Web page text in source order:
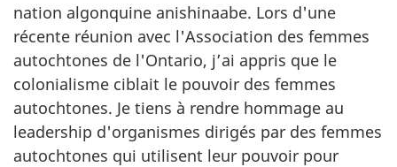
nation algonquine anishinaabe. Lors d'une
récente réunion avec l'Association des femmes
autochtones de l'Ontario, j’ai appris que le
colonialisme ciblait le pouvoir des femmes
autochtones. Je tiens à rendre hommage au
leadership d'organismes dirigés par des femmes
autochtones qui utilisent leur pouvoir pour